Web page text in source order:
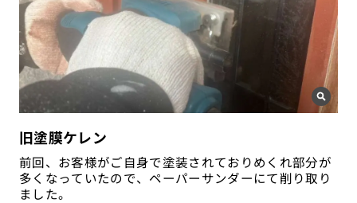
旧塗膜ケレン
前回、お客様がご自身で塗装されておりめくれ部分が
多くなっていたので、ペーパーサンダーにて削り取り
ました。